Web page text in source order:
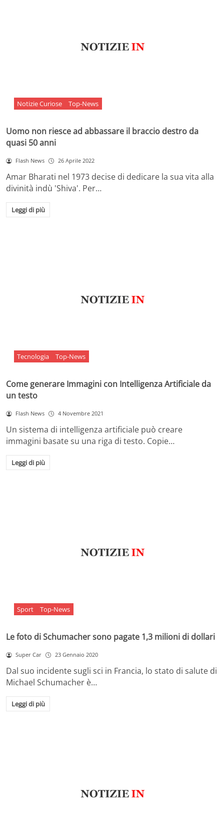
Notizie Curiose Top-News
Uomo non riesce ad abbassare il braccio destro da
quasi 50 anni
Flash News 26 Aprile 2022
Amar Bharati nel 1973 decise di dedicare la sua vita alla
divinità indù 'Shiva'. Per…
Leggi di più
Tecnologia Top-News
Come generare Immagini con Intelligenza Artificiale da
un testo
Flash News 4 Novembre 2021
Un sistema di intelligenza artificiale può creare
immagini basate su una riga di testo. Copie…
Leggi di più
Sport Top-News
Le foto di Schumacher sono pagate 1,3 milioni di dollari
Super Car 23 Gennaio 2020
Dal suo incidente sugli sci in Francia, lo stato di salute di
Michael Schumacher è…
Leggi di più